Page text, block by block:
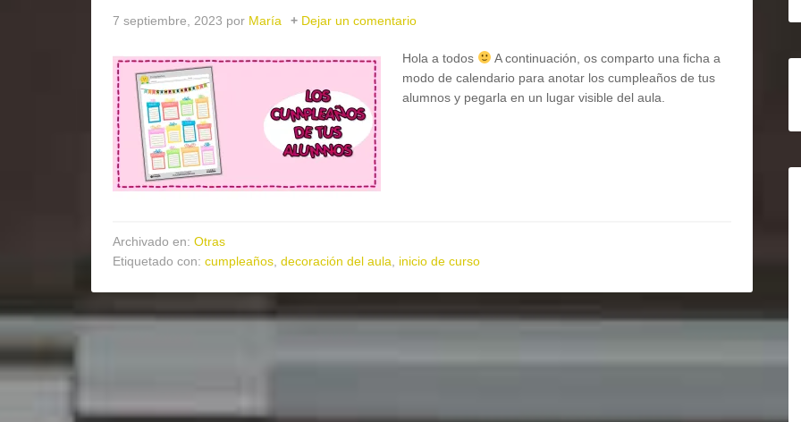
7 septiembre, 2023 por María Dejar un comentario
Hola a todos
A continuación, os comparto una ficha a
modo de calendario para anotar los cumpleaños de tus
alumnos y pegarla en un lugar visible del aula.
Archivado en: Otras
Etiquetado con: cumpleaños decoración del aula inicio de curso